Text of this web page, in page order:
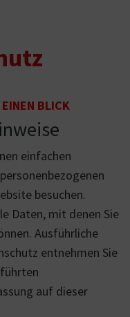
BLICK
einfachen
besuchen.
Daten, mit denen Sie
Ausführliche
entnehmen Sie
auf dieser